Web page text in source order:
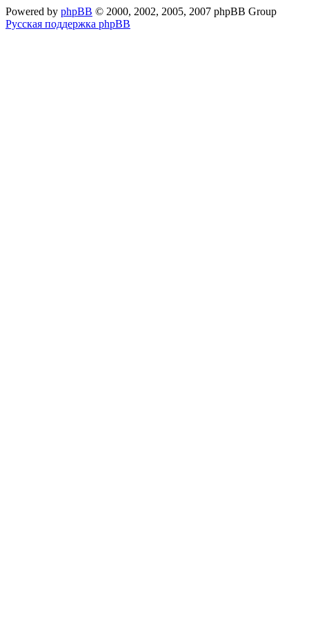
Powered by phpBB © 2000, 2002, 2005, 2007 phpBB Group
Русская поддержка phpBB